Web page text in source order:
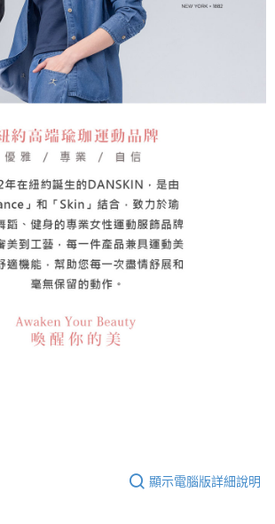
顯示電腦版詳細說明